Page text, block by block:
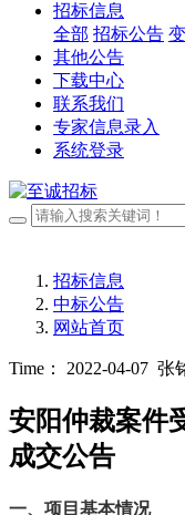
招标信息
全部 招标公告
其他公告
下载中心
联系我们
专家信息录入
系统登录
招标信息
中标公告
网站首页
Time： 2022-04-07 张
安阳仲裁案件
成交公告
一、 项目基本情况